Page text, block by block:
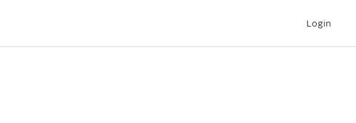
Login